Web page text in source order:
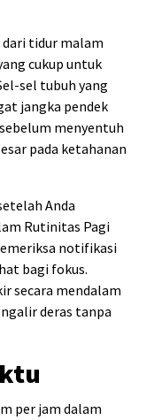
tidur malam
cukup untuk
sel tubuh yang
jangka pendek
menyentuh
pada ketahanan
Anda
Rutinitas Pagi
notifikasi
bagi fokus.
secara mendalam
deras tanpa
per jam dalam